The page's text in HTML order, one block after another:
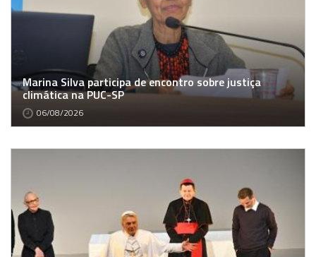
Marina Silva participa de encontro sobre justiça
climática na PUC-SP
06/08/2026